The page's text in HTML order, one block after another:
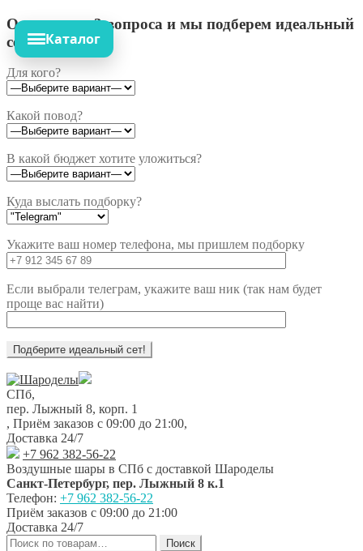
Ответьте на 3 вопроса и мы подберем идеальный
сет!
Для кого?
Какой повод?
В какой бюджет хотите уложиться?
Куда выслать подборку?
Укажите ваш номер телефона, мы пришлем подборку
Если выбрали телеграм, укажите ваш ник (так нам будет
проще вас найти)
Перейти
к
навигации
Перейти
к
содержимому
СПб,
пер. Лыжный 8, корп. 1
, Приём заказов с 09:00 до 21:00,
Доставка 24/7
+7 962 382-56-22
Воздушные шары в СПб с доставкой Шароделы
Санкт-Петербург, пер. Лыжный 8 к.1
Телефон: +7 962 382-56-22
Приём заказов с 09:00 до 21:00
Доставка 24/7
Искать:
Поиск
Каталог